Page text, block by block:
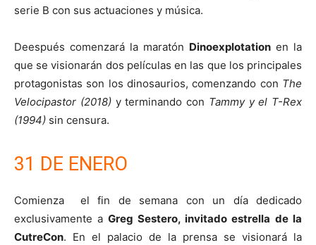
serie B con sus actuaciones y música.
Deespués comenzará la maratón Dinoexplotation en la
que se visionarán dos películas en las que los principales
protagonistas son los dinosaurios, comenzando con The
Velocipastor (2018)y terminando con Tammy y el T-Rex
(1994) sin censura.
31 DE ENERO
Comienza el fin de semana con un día dedicado
exclusivamente a Greg Sestero, invitado estrella de la
CutreCon. En el palacio de la prensa se visionará la